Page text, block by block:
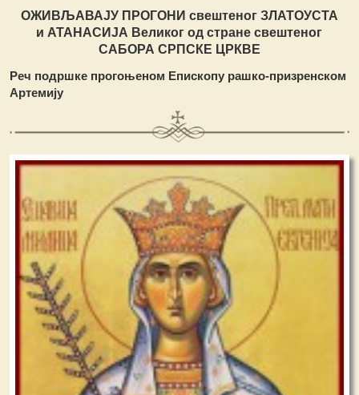
ОЖИВЉАВАЈУ ПРОГОНИ свештеног ЗЛАТОУСТА
и АТАНАСИЈА Великог од стране свештеног
САБОРА СРПСКЕ ЦРКВЕ
Реч подршке прогоњеном Епископу рашко-призренском
Артемију